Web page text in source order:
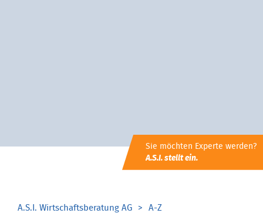
Sie möchten Experte werden?
A.S.I. stellt ein.
A.S.I. Wirtschaftsberatung AG A-Z